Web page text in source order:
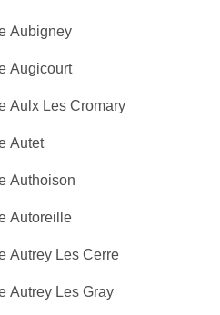
Aubigney
Augicourt
Aulx Les Cromary
Autet
Authoison
Autoreille
Autrey Les Cerre
Autrey Les Gray